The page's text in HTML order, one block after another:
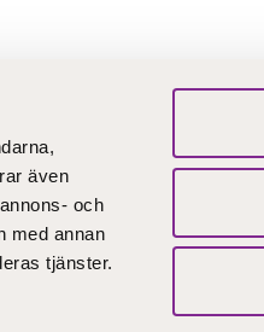
även
och
med annan
tjänster.
Snabblänkar
Om oss
Kontaktuppgifter